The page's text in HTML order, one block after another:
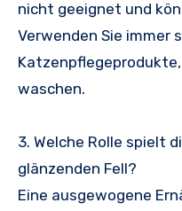
nicht geeignet und
Verwenden Sie immer
waschen.
3. Welche Rolle spielt
glänzenden Fell?
Eine ausgewogene